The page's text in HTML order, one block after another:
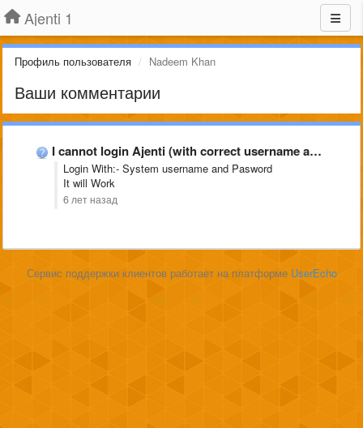
Ajenti 1
Профиль пользователя Nadeem Khan
Ваши комментарии
I cannot login Ajenti (with correct username and password)
Login With:- System username and Pasword
It will Work
6 лет назад
Сервис поддержки клиентов работает на платформе UserEcho